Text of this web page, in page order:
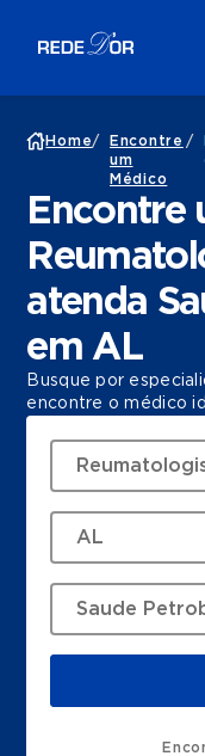
Home/
Encontre
um
Médico
/
Encontre
atenda
em AL
Busque por
encontre o médico